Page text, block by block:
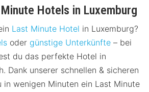
Hotels in Luxemburg
Last Minute Hotel in Luxemburg?
oder günstige Unterkünfte – bei
du das perfekte Hotel in
Dank unserer schnellen & sicheren
in wenigen Minuten ein Last Minute